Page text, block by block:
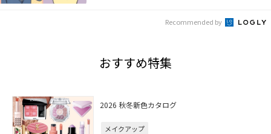
Recommended by
おすすめ特集
2026 秋冬新色カタログ
メイクアップ